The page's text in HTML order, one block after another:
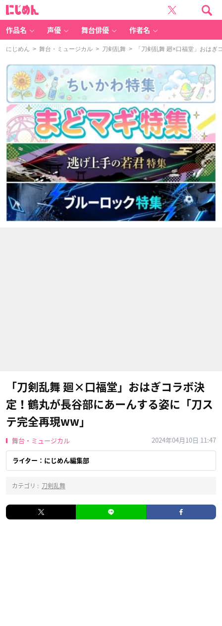
作品名 声優 舞台俳優 作者名
にじめん > 舞台・ミュージカル > 刀剣乱舞 > 「刀剣乱舞 廻×口福堂」おはぎ
「刀剣乱舞 廻×口福堂」おはぎコラボ決
定！鶴丸が長谷部にあーんする姿に「刀ス
テ完全再現ww」
舞台・ミュージカル 2024年04月10日 11:47
ライター：にじめん編集部
カテゴリ : 刀剣乱舞